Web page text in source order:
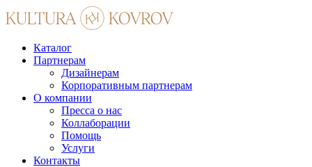
Каталог
Партнерам
Дизайнерам
Корпоративным партнерам
О компании
Пресса о нас
Коллаборации
Помощь
Услуги
Контакты